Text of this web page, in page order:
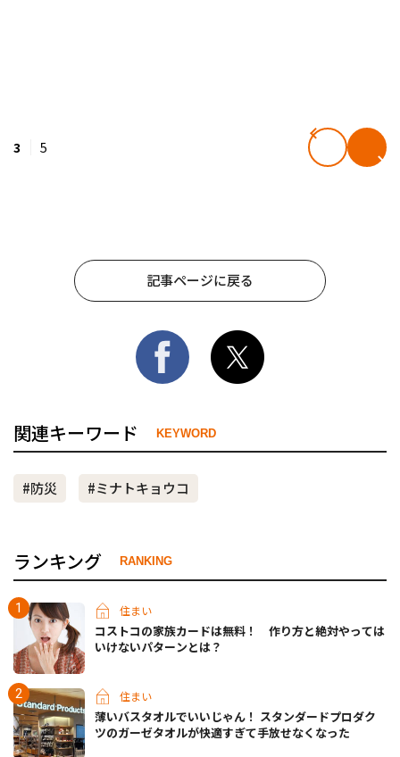
3 5
記事ページに戻る
関連キーワード KEYWORD
#防災 #ミナトキョウコ
ランキング RANKING
住まい
コストコの家族カードは無料！ 作り方と絶対やっては
いけないパターンとは？
住まい
薄いバスタオルでいいじゃん！ スタンダードプロダク
ツのガーゼタオルが快適すぎて手放せなくなった